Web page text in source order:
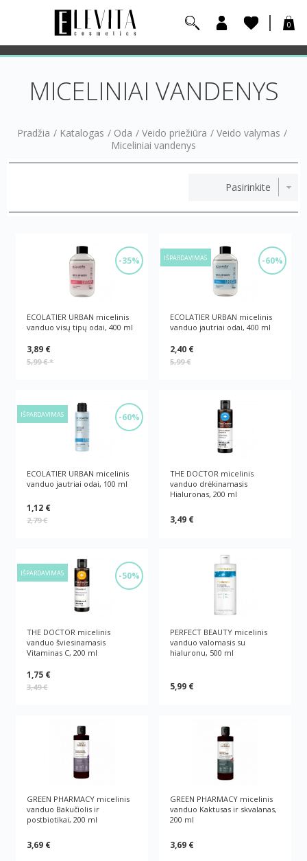
0
MICELINIAI VANDENYS
Pradžia / Katalogas / Oda / Veido priežiūra / Veido valymas /
Miceliniai vandenys
-35%
ECOLATIER URBAN micelinis
vanduo visų tipų odai, 400 ml
3,89 €
5,99 €*
-60%
IŠPARDAVIMAS
ECOLATIER URBAN micelinis
vanduo jautriai odai, 400 ml
2,40 €
5,99 €
-60%
IŠPARDAVIMAS
ECOLATIER URBAN micelinis
vanduo jautriai odai, 100 ml
1,12 €
2,79 €
THE DOCTOR micelinis
vanduo drėkinamasis
Hialuronas, 200 ml
3,49 €
-50%
IŠPARDAVIMAS
THE DOCTOR micelinis
vanduo šviesinamasis
Vitaminas C, 200 ml
1,75 €
3,49 €
PERFECT BEAUTY micelinis
vanduo valomasis su
hialuronu, 500 ml
5,99 €
GREEN РHARMACY micelinis
vanduo Bakučiolis ir
postbiotikai, 200 ml
3,69 €
GREEN РHARMACY micelinis
vanduo Kaktusas ir skvalanas,
200 ml
3,69 €